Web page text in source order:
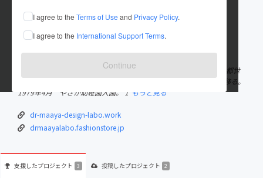
I agree to the Terms of Use and Privacy Policy.
I agree to the International Support Terms.
Continue
これまでに3回支援して2件のプロジェクトを投稿しています
在住国：日本 現在地：東京都
出身国：日本 出身地：岩手県
折居 麻綾 （おりい まあや） 生年月日 1975年6月15日 東京都世
田谷区生まれ、岩手県北上市育ち。 ３歳の時に、東京から岩手へ移る。
1979年4月 やさか幼稚園入園。 1 もっと見る
dr-maaya-design-labo.work
drmaayalabo.fashionstore.jp
支援したプロジェクト 3 投稿したプロジェクト 2